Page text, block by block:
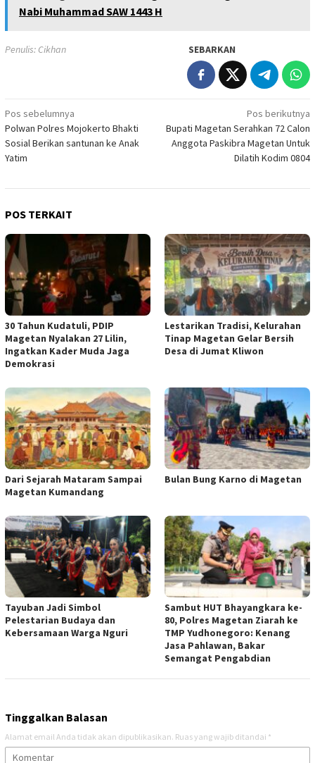
Nabi Muhammad SAW 1443 H
Penulis: Cikhan SEBARKAN
Navigasi
pos
Pos sebelumnya
Polwan Polres Mojokerto Bhakti
Sosial Berikan santunan ke Anak
Yatim
Pos berikutnya
Bupati Magetan Serahkan 72 Calon
Anggota Paskibra Magetan Untuk
Dilatih Kodim 0804
POS TERKAIT
30 Tahun Kudatuli, PDIP
Magetan Nyalakan 27 Lilin,
Ingatkan Kader Muda Jaga
Demokrasi
Lestarikan Tradisi, Kelurahan
Tinap Magetan Gelar Bersih
Desa di Jumat Kliwon
Dari Sejarah Mataram Sampai
Magetan Kumandang
Bulan Bung Karno di Magetan
Tayuban Jadi Simbol
Pelestarian Budaya dan
Kebersamaan Warga Nguri
Sambut HUT Bhayangkara ke-
80, Polres Magetan Ziarah ke
TMP Yudhonegoro: Kenang
Jasa Pahlawan, Bakar
Semangat Pengabdian
Tinggalkan Balasan
Alamat email Anda tidak akan dipublikasikan. Ruas yang wajib ditandai *